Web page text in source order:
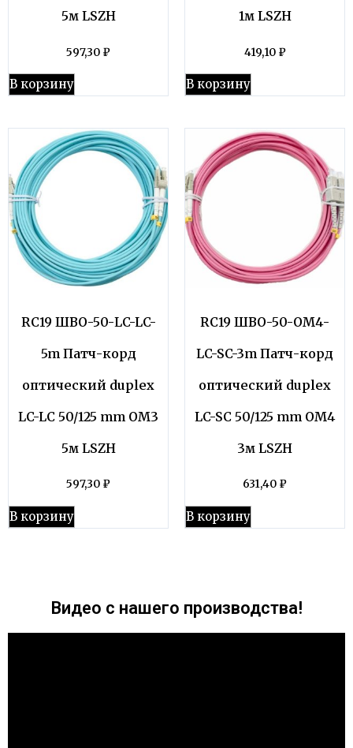
5м LSZH
597,30 ₽
В корзину
1м LSZH
419,10 ₽
В корзину
RC19 ШВО-50-LC-LC-
5m Патч-корд
оптический duplex
LC-LC 50/125 mm OM3
5м LSZH
597,30 ₽
В корзину
RC19 ШВО-50-OM4-
LC-SC-3m Патч-корд
оптический duplex
LC-SC 50/125 mm OM4
3м LSZH
631,40 ₽
В корзину
Видео с нашего производства!